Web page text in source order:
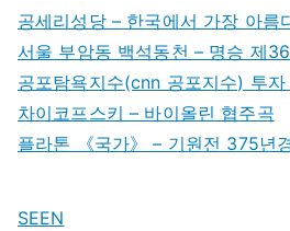
공세리성당 – 한국에서 가장 아름
서울 부암동 백석동천 – 명승 제
공포탐욕지수(cnn 공포지수) 투자
차이코프스키 – 바이올린 협주곡
플라톤 《국가》 – 기원전 375년
SEEN